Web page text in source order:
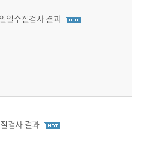
일수질검사 결과
검사 결과